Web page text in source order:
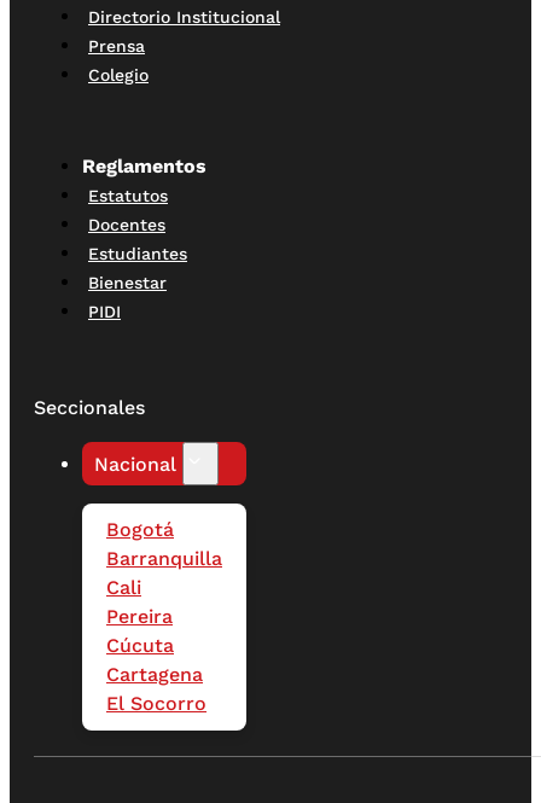
Directorio Institucional
Prensa
Colegio
Reglamentos
Estatutos
Docentes
Estudiantes
Bienestar
PIDI
Seccionales
Nacional
Bogotá
Barranquilla
Cali
Pereira
Cúcuta
Cartagena
El Socorro